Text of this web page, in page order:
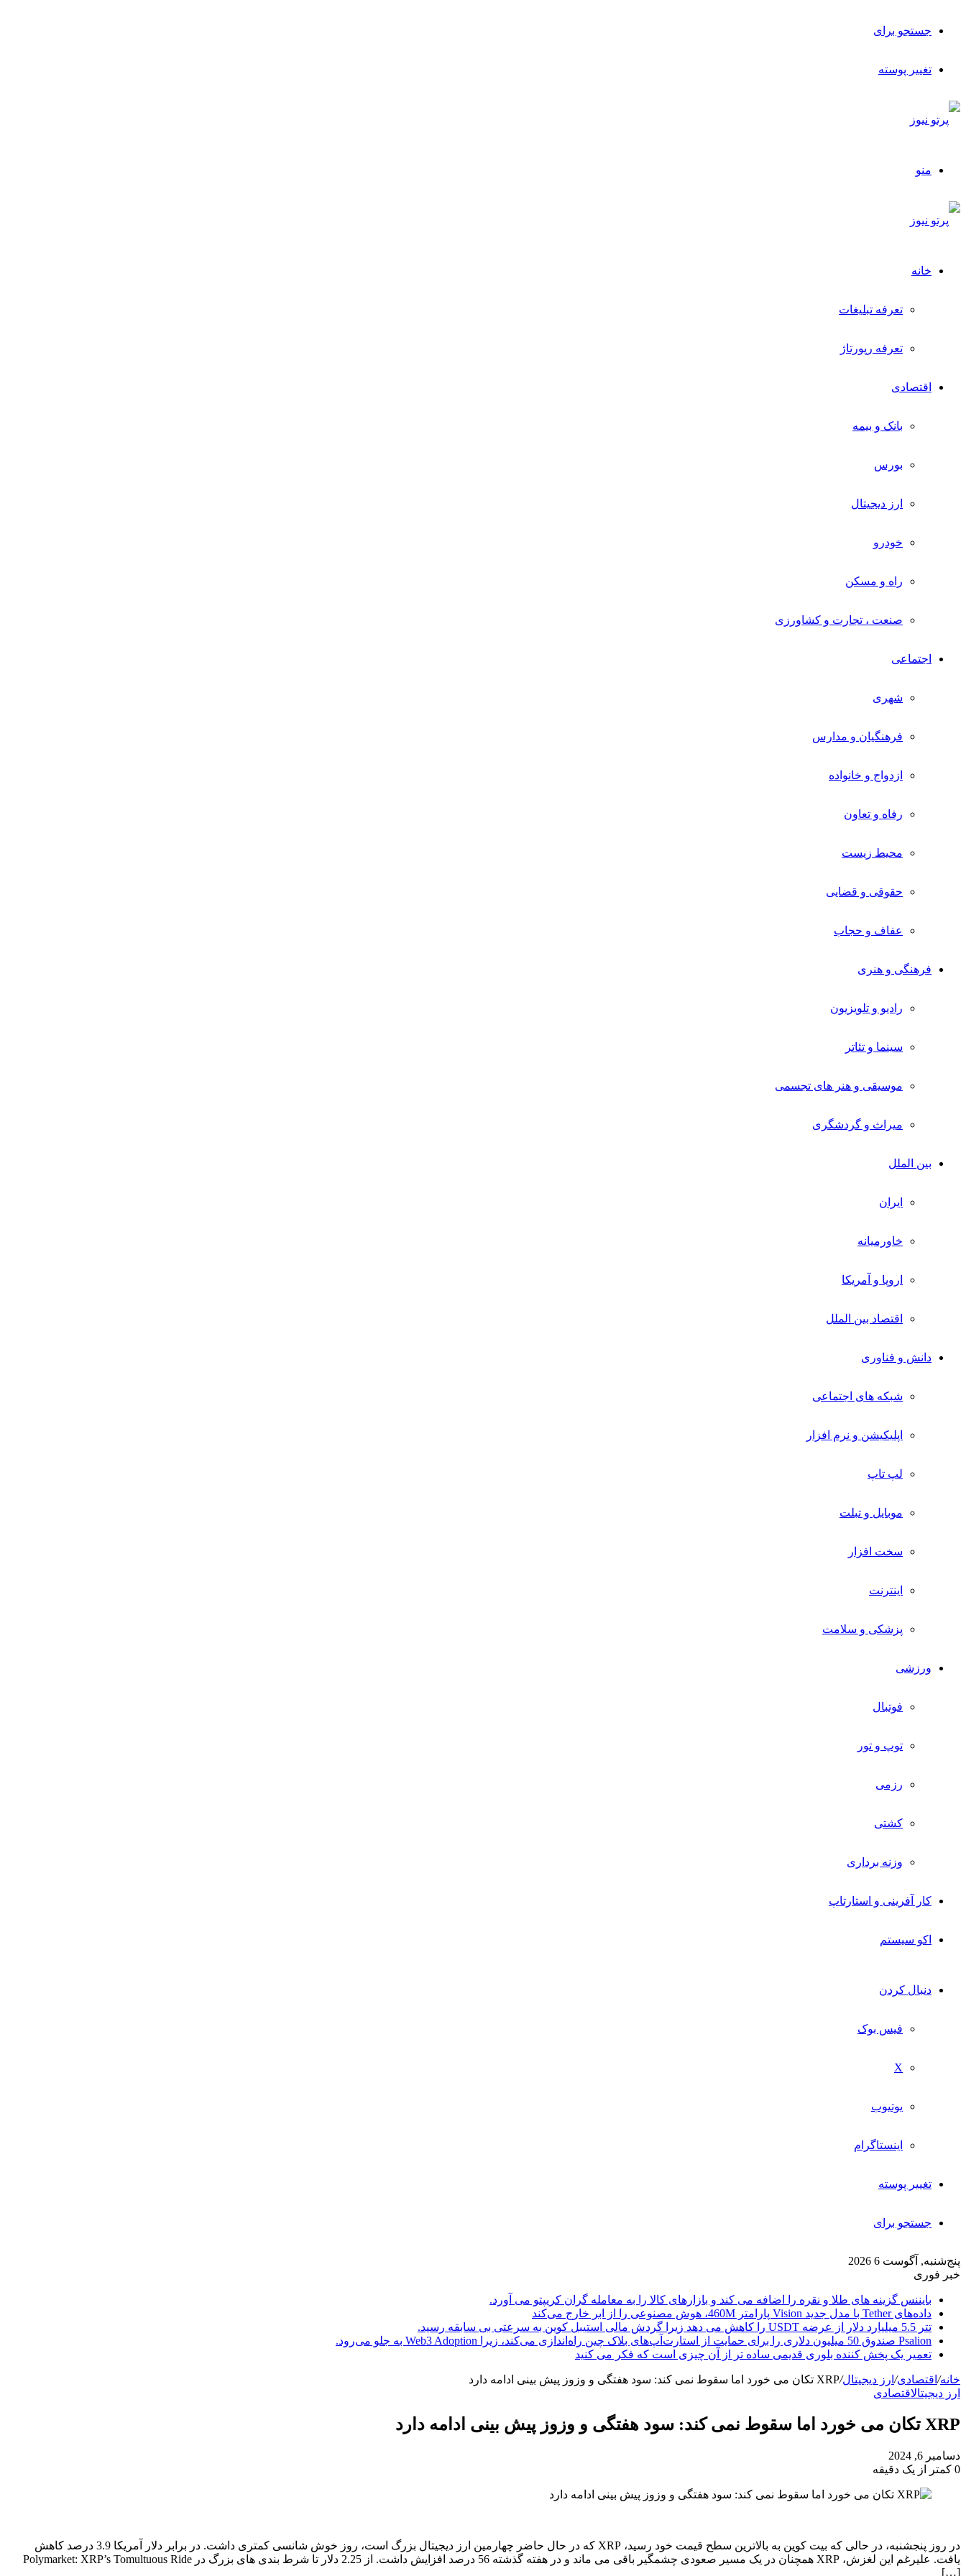
جستجو برای
تغییر پوسته
منو
خانه
تعرفه تبلیغات
تعرفه رپورتاژ
اقتصادی
بانک و بیمه
بورس
ارز دیجیتال
خودرو
راه و مسکن
صنعت ، تجارت و کشاورزی
اجتماعی
شهری
فرهنگیان و مدارس
ازدواج و خانواده
رفاه و تعاون
محیط زیست
حقوقی و قضایی
عفاف و حجاب
فرهنگی و هنری
رادیو و تلویزیون
سینما و تئاتر
موسیقی و هنر های تجسمی
میراث و گردشگری
بین الملل
ایران
خاورمیانه
اروپا و آمریکا
اقتصاد بین الملل
دانش و فناوری
شبکه های اجتماعی
اپلیکیشن و نرم افزار
لپ تاپ
موبایل و تبلت
سخت افزار
اینترنت
پزشکی و سلامت
ورزشی
فوتبال
توپ و تور
رزمی
کشتی
وزنه برداری
کار آفرینی و استارتاپ
اکو سیستم
دنبال کردن
فیس بوک
X
یوتیوب
اینستاگرام
تغییر پوسته
جستجو برای
پنج‌شنبه, آگوست 6 2026
خبر فوری
بایننس گزینه های طلا و نقره را اضافه می کند و بازارهای کالا را به معامله گران کریپتو می آورد.
داده‌های Tether با مدل جدید Vision پارامتر 460M، هوش مصنوعی را از ابر خارج می‌کند
تتر 5.5 میلیارد دلار از عرضه USDT را کاهش می دهد زیرا گردش مالی استیبل کوین به سرعتی بی سابقه رسید.
Psalion صندوق 50 میلیون دلاری را برای حمایت از استارت‌آپ‌های بلاک چین راه‌اندازی می‌کند، زیرا Web3 Adoption به جلو می‌رود.
تعمیر یک پخش کننده بلوری قدیمی ساده تر از آن چیزی است که فکر می کنید
خانه/ اقتصادی/ ارز دیجیتال/XRP تکان می خورد اما سقوط نمی کند: سود هفتگی و وزوز پیش بینی ادامه دارد
ارز دیجیتالاقتصادی
XRP تکان می خورد اما سقوط نمی کند: سود هفتگی و وزوز پیش بینی ادامه دارد
دسامبر 6, 2024
0 کمتر از یک دقیقه
در روز پنجشنبه، در حالی که بیت کوین به بالاترین سطح قیمت خود رسید، XRP که در حال حاضر چهارمین ارز دیجیتال بزرگ است، روز خوش شانسی کمتری داشت. در برابر دلار آمریکا 3.9 درصد کاهش
یافت. علیرغم این لغزش، XRP همچنان در یک مسیر صعودی چشمگیر باقی می ماند و در هفته گذشته 56 درصد افزایش داشت. از 2.25 دلار تا شرط بندی های بزرگ در Polymarket: XRP’s Tomultuous Ride
[…]